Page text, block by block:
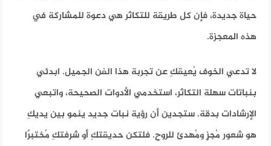
حياة جديدة، فإن كل طريقة للتكاثر هي دعوة للمشاركة في
هذه المعجزة.
لا تدعي الخوف يُعيقكِ عن تجربة هذا الفن الجميل. ابدئي
بنباتات سهلة التكاثر، استخدمي الأدوات الصحيحة، واتبعي
الإرشادات بدقة. ستجدين أن رؤية نبات جديد ينمو بين يديكِ
هو شعور مُجزٍ ومُهدئ للروح. فلتكن حديقتكِ أو شرفتكِ مُختبرًا